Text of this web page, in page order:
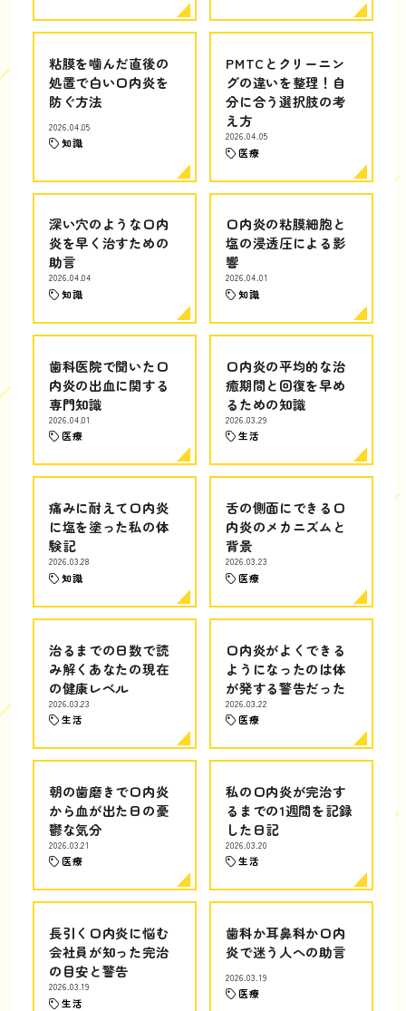
粘膜を噛んだ直後の
処置で白い口内炎を
防ぐ方法
2026.04.05
知識
PMTCとクリーニン
グの違いを整理！自
分に合う選択肢の考
え方
2026.04.05
医療
深い穴のような口内
炎を早く治すための
助言
2026.04.04
知識
口内炎の粘膜細胞と
塩の浸透圧による影
響
2026.04.01
知識
歯科医院で聞いた口
内炎の出血に関する
専門知識
2026.04.01
医療
口内炎の平均的な治
癒期間と回復を早め
るための知識
2026.03.29
生活
痛みに耐えて口内炎
に塩を塗った私の体
験記
2026.03.28
知識
舌の側面にできる口
内炎のメカニズムと
背景
2026.03.23
医療
治るまでの日数で読
み解くあなたの現在
の健康レベル
2026.03.23
生活
口内炎がよくできる
ようになったのは体
が発する警告だった
2026.03.22
医療
朝の歯磨きで口内炎
から血が出た日の憂
鬱な気分
2026.03.21
医療
私の口内炎が完治す
るまでの1週間を記録
した日記
2026.03.20
生活
長引く口内炎に悩む
会社員が知った完治
の目安と警告
2026.03.19
生活
歯科か耳鼻科か口内
炎で迷う人への助言
2026.03.19
医療